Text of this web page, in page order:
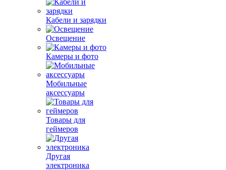
Кабели и зарядки
Освещение
Камеры и фото
Мобильные
аксессуары
Товары для
геймеров
Другая
электроника